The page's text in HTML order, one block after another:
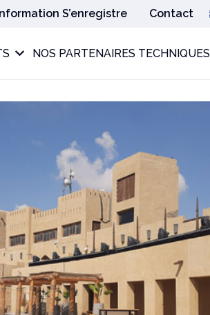
S’enregistre Contact
NOS PARTENAIRES TECHNIQUES